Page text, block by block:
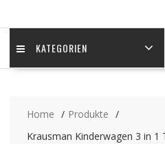
KATEGORIEN
Home
Produkte
Krausman Kinderwagen 3 in 1